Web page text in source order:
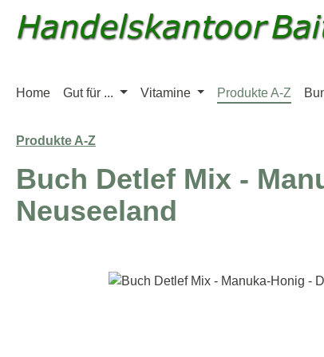
Hauptinhalt springen
Zur Suche springen
Zur Hauptnavigation springen
Home Gut für ... Vitamine Produkte A-Z
Produkte A-Z
Buch Detlef Mix -
Neuseeland
Bildergalerie überspringen